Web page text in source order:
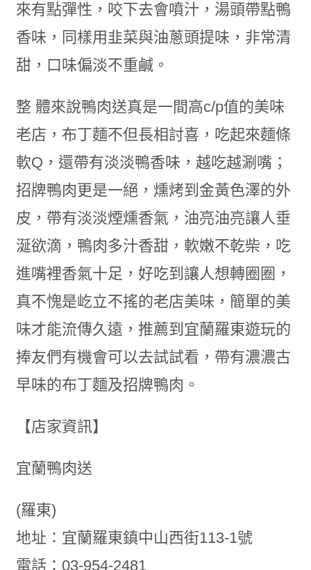
來有點彈性，咬下去會噴汁，湯頭帶點鴨
香味，同樣用韭菜與油蔥頭提味，非常清
甜，口味偏淡不重鹹。
整 體來說鴨肉送真是一間高c/p值的美味
老店，布丁麵不但長相討喜，吃起來麵條
軟Q，還帶有淡淡鴨香味，越吃越涮嘴；
招牌鴨肉更是一絕，燻烤到金黃色澤的外
皮，帶有淡淡煙燻香氣，油亮油亮讓人垂
涎欲滴，鴨肉多汁香甜，軟嫩不乾柴，吃
進嘴裡香氣十足，好吃到讓人想轉圈圈，
真不愧是屹立不搖的老店美味，簡單的美
味才能流傳久遠，推薦到宜蘭羅東遊玩的
捧友們有機會可以去試試看，帶有濃濃古
早味的布丁麵及招牌鴨肉。
【店家資訊】
宜蘭鴨肉送
(羅東)
地址：宜蘭羅東鎮中山西街113-1號
電話：03-954-2481